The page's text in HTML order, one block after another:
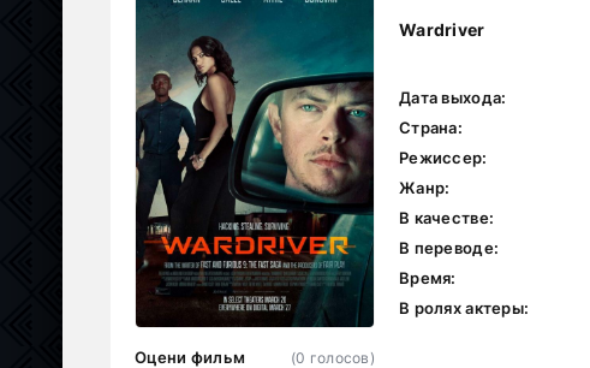
Wardriver
Оцени фильм
(0 голосов)
Дата выхода:
Страна:
Режиссер:
Жанр:
В качестве:
В переводе:
Время:
В ролях актеры: